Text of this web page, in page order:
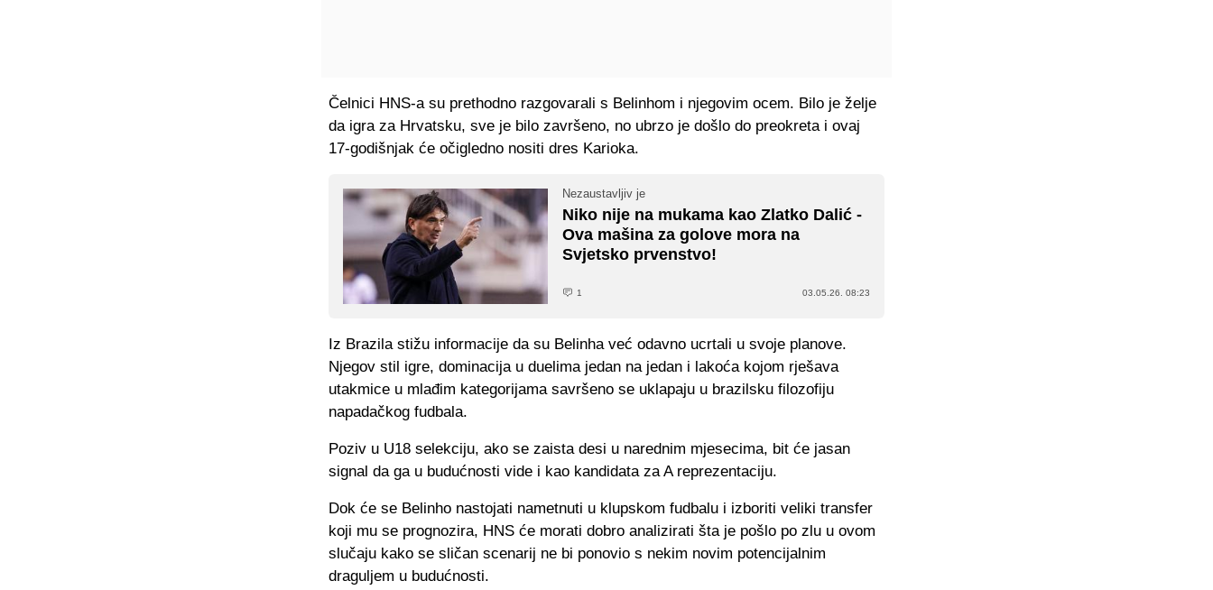
Čelnici HNS-a su prethodno razgovarali s Belinhom i njegovim ocem. Bilo je želje
da igra za Hrvatsku, sve je bilo završeno, no ubrzo je došlo do preokreta i ovaj
17-godišnjak će očigledno nositi dres Karioka.
Nezaustavljiv je
Niko nije na mukama kao Zlatko Dalić -
Ova mašina za golove mora na
Svjetsko prvenstvo!
1 03.05.26. 08:23
Iz Brazila stižu informacije da su Belinha već odavno ucrtali u svoje planove.
Njegov stil igre, dominacija u duelima jedan na jedan i lakoća kojom rješava
utakmice u mlađim kategorijama savršeno se uklapaju u brazilsku filozofiju
napadačkog fudbala.
Poziv u U18 selekciju, ako se zaista desi u narednim mjesecima, bit će jasan
signal da ga u budućnosti vide i kao kandidata za A reprezentaciju.
Dok će se Belinho nastojati nametnuti u klupskom fudbalu i izboriti veliki transfer
koji mu se prognozira, HNS će morati dobro analizirati šta je pošlo po zlu u ovom
slučaju kako se sličan scenarij ne bi ponovio s nekim novim potencijalnim
draguljem u budućnosti.